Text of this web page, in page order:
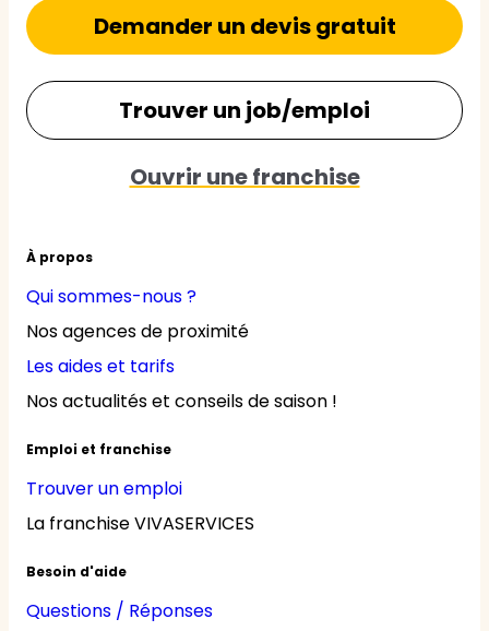
À propos
Qui sommes-nous ?
Nos agences de proximité
Les aides et tarifs
Nos actualités et conseils de saison !
Emploi et franchise
Trouver un emploi
La franchise VIVASERVICES
Besoin d'aide
Questions / Réponses
Demander un devis gratuit
Trouver un job/emploi
Ouvrir une franchise